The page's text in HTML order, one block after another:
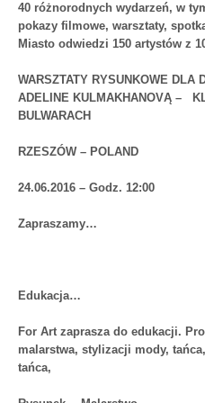
40 różnorodnych wydarzeń, w
pokazy filmowe, warsztaty,
Miasto odwiedzi 150 artystów z
WARSZTATY RYSUNKOWE DLA
ADELINE KULMAKHANOVĄ –
BULWARACH
RZESZÓW – POLAND
24.06.2016 – Godz. 12:00
Zapraszamy…
Edukacja…
For Art zaprasza do edukacji.
malarstwa, stylizacji mody,
tańca,